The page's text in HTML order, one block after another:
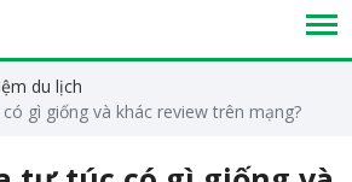
du lịch
gì giống và khác review trên mạng?